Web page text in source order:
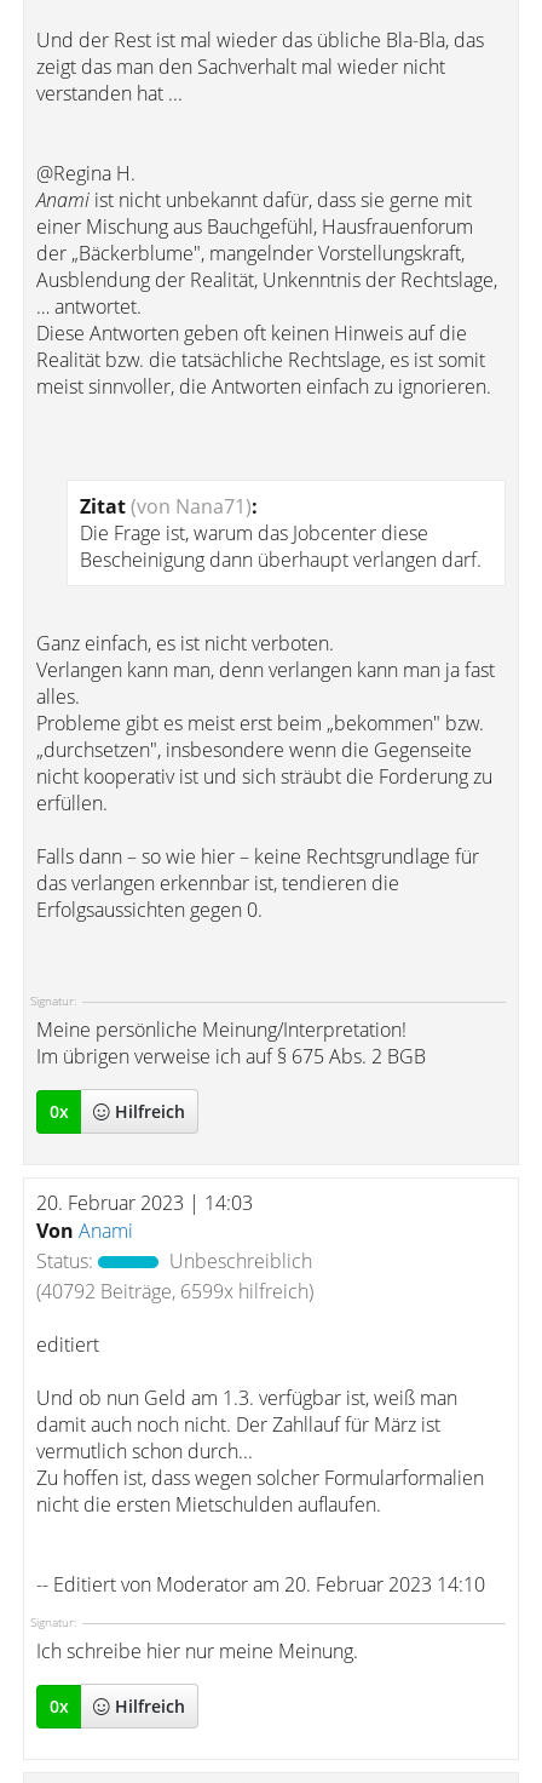
Und der Rest ist mal wieder das übliche Bla-Bla, das
zeigt das man den Sachverhalt mal wieder nicht
verstanden hat ...
@Regina H.
Anamiist nicht unbekannt dafür, dass sie gerne mit
einer Mischung aus Bauchgefühl, Hausfrauenforum
der „Bäckerblume", mangelnder Vorstellungskraft,
Ausblendung der Realität, Unkenntnis der Rechtslage,
… antwortet.
Diese Antworten geben oft keinen Hinweis auf die
Realität bzw. die tatsächliche Rechtslage, es ist somit
meist sinnvoller, die Antworten einfach zu ignorieren.
Zitat(von Nana71):
Die Frage ist, warum das Jobcenter diese
Bescheinigung dann überhaupt verlangen darf.
Ganz einfach, es ist nicht verboten.
Verlangen kann man, denn verlangen kann man ja fast
alles.
Probleme gibt es meist erst beim „bekommen" bzw.
„durchsetzen", insbesondere wenn die Gegenseite
nicht kooperativ ist und sich sträubt die Forderung zu
erfüllen.
Falls dann – so wie hier – keine Rechtsgrundlage für
das verlangen erkennbar ist, tendieren die
Erfolgsaussichten gegen 0.
Signatur:
Meine persönliche Meinung/Interpretation!
Im übrigen verweise ich auf § 675 Abs. 2 BGB
0x Hilfreich
20. Februar 2023 | 14:03
Von Anami
Status:
Unbeschreiblich
(40792 Beiträge, 6599x hilfreich)
editiert
Und ob nun Geld am 1.3. verfügbar ist, weiß man
damit auch noch nicht. Der Zahllauf für März ist
vermutlich schon durch...
Zu hoffen ist, dass wegen solcher Formularformalien
nicht die ersten Mietschulden auflaufen.
-- Editiert von Moderator am 20. Februar 2023 14:10
Signatur:
Ich schreibe hier nur meine Meinung.
0x Hilfreich